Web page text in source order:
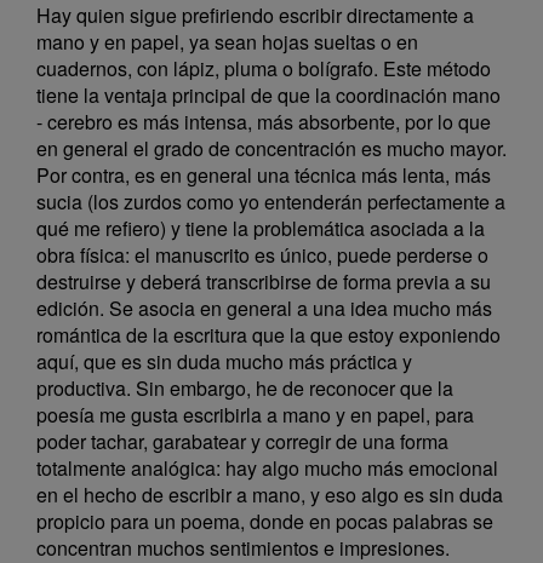
Hay quien sigue prefiriendo escribir directamente a
mano y en papel, ya sean hojas sueltas o en
cuadernos, con lápiz, pluma o bolígrafo. Este método
tiene la ventaja principal de que la coordinación mano
- cerebro es más intensa, más absorbente, por lo que
en general el grado de concentración es mucho mayor.
Por contra, es en general una técnica más lenta, más
sucia (los zurdos como yo entenderán perfectamente a
qué me refiero) y tiene la problemática asociada a la
obra física: el manuscrito es único, puede perderse o
destruirse y deberá transcribirse de forma previa a su
edición. Se asocia en general a una idea mucho más
romántica de la escritura que la que estoy exponiendo
aquí, que es sin duda mucho más práctica y
productiva. Sin embargo, he de reconocer que la
poesía me gusta escribirla a mano y en papel, para
poder tachar, garabatear y corregir de una forma
totalmente analógica: hay algo mucho más emocional
en el hecho de escribir a mano, y eso algo es sin duda
propicio para un poema, donde en pocas palabras se
concentran muchos sentimientos e impresiones.